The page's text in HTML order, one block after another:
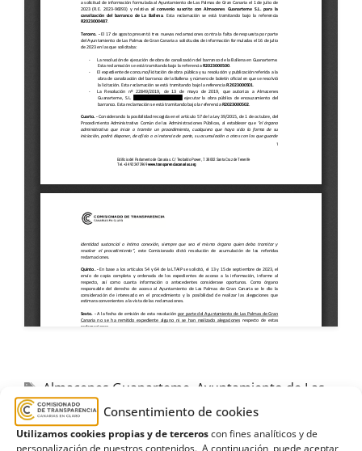
Consentimiento de cookies
Utilizamos cookies propias y de terceroscon fines analíticos y de
personalización de nuestros contenidos. A continuación, puede aceptar
Almacenes Guanarteme Ayuntamiento de Las
Palmas de Gran Canaria,canalización,
expediente,La Ballena,Licitación,obra